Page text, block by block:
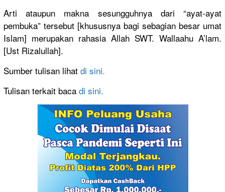
Arti ataupun makna sesungguhnya dari “ayat-ayat
pembuka” tersebut [khususnya bagi sebagian besar umat
Islam] merupakan rahasia Allah SWT. Wallaahu A’lam.
[Ust Rizalullah].
Sumber tulisan lihat di sini.
Tulisan terkait baca di sini.